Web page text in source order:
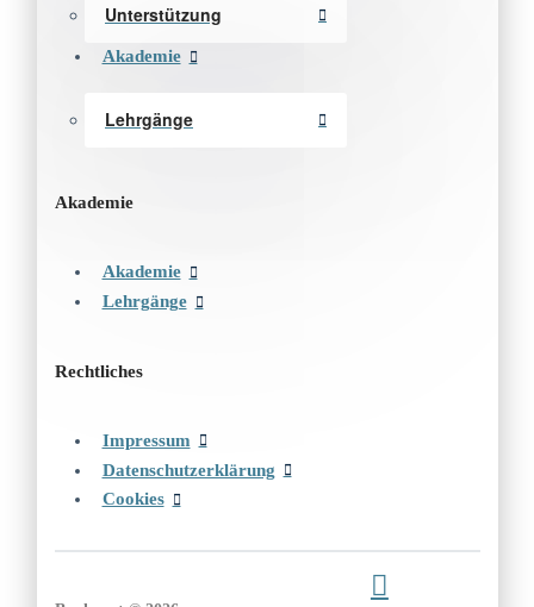
Unterstützung
Akademie
Lehrgänge
Akademie
Akademie
Lehrgänge
Rechtliches
Impressum
Datenschutzerklärung
Cookies